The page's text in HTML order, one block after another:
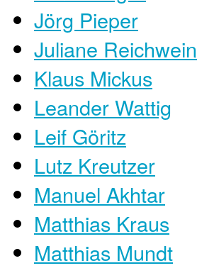
Jörg Pieper
Juliane Reichwein
Klaus Mickus
Leander Wattig
Leif Göritz
Lutz Kreutzer
Manuel Akhtar
Matthias Kraus
Matthias Mundt